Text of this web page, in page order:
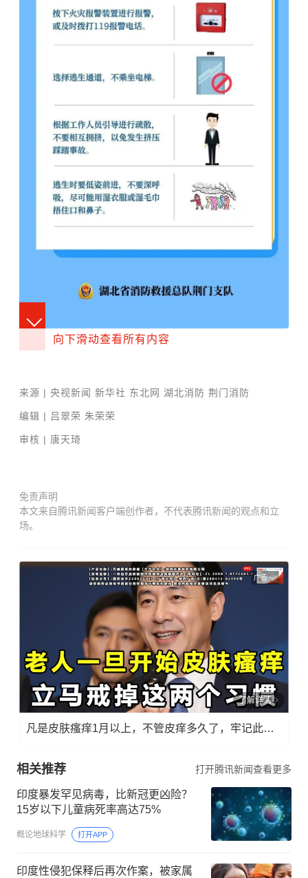
向下滑动查看所有内容
来源 | 央视新闻 新华社 东北网 湖北消防 荆门消防
编辑 | 吕翠荣 朱荣荣
审核 | 唐天琦
免责声明
本文来自腾讯新闻客户端创作者，不代表腾讯新闻的观点和立
场。
广告
了解详情
凡是皮肤瘙痒1月以上，不管皮痒多久了，牢记此法，快！准！狠！
相关推荐 打开腾讯新闻查看更多
印度暴发罕见病毒，比新冠更凶险？
15岁以下儿童病死率高达75%
概论地球科学 打开APP
印度性侵犯保释后再次作案，被家属